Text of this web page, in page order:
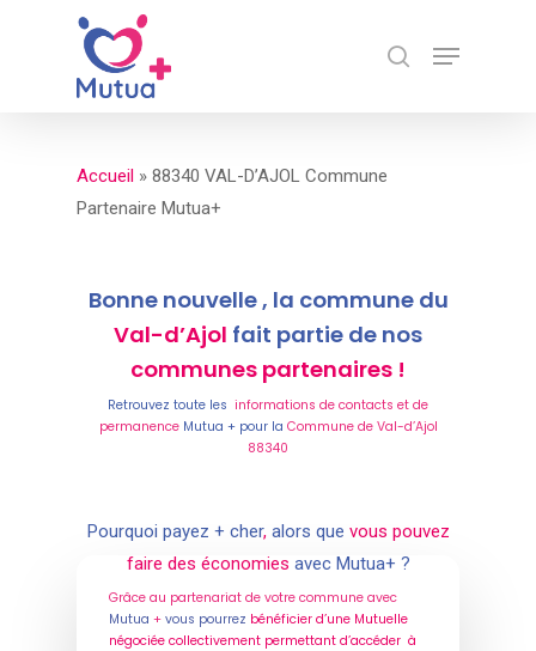
search
Menu
Accueil » 88340 VAL-D’AJOL Commune
Partenaire Mutua+
Bonne nouvelle , la commune du
Val-d’Ajol fait partie de nos
communes partenaires !
Retrouvez toute les informations de contacts et de
permanence Mutua + pour la Commune de Val-d’Ajol
88340
Pourquoi payez + cher,alors que vous pouvez
faire des économies avec Mutua+ ?
Grâce au partenariat de votre commune avec
Mutua + vous pourrez bénéficier d’une Mutuelle
négociée collectivement permettant d’accéder à